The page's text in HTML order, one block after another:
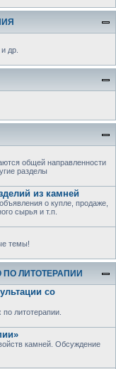
др.
общей направленности
разделы
из камней
о купле, продаже,
сырья и т.п.
темы!
ЛИТОТЕРАПИИ
со
литотерапии.
камней. Обсуждение